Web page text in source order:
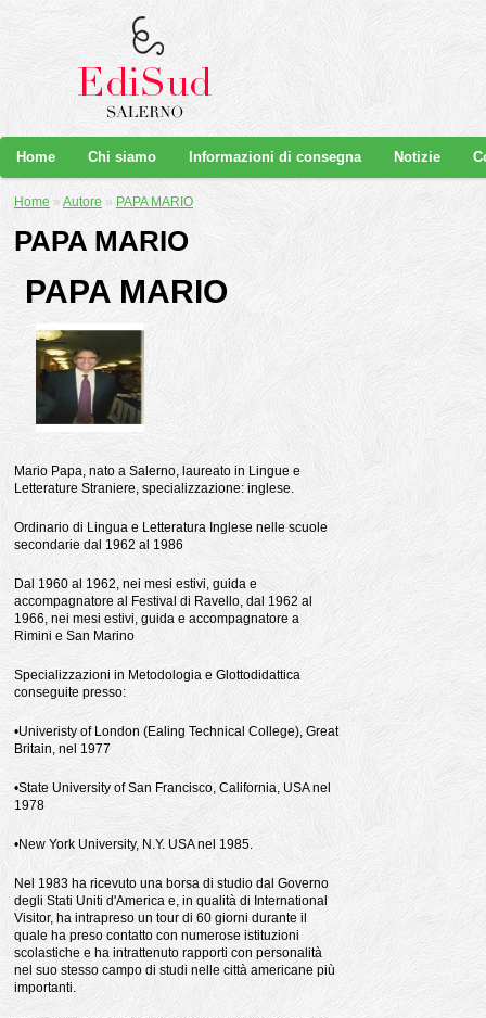
Home Chi siamo Informazioni di consegna Notizie
Home » Autore » PAPA MARIO
PAPA MARIO
PAPA MARIO
Mario Papa, nato a Salerno, laureato in Lingue e
Letterature Straniere, specializzazione: inglese.
Ordinario di Lingua e Letteratura Inglese nelle scuole
secondarie dal 1962 al 1986
Dal 1960 al 1962, nei mesi estivi, guida e
accompagnatore al Festival di Ravello, dal 1962 al
1966, nei mesi estivi, guida e accompagnatore a
Rimini e San Marino
Specializzazioni in Metodologia e Glottodidattica
conseguite presso:
•Univeristy of London (Ealing Technical College), Great
Britain, nel 1977
•State University of San Francisco, California, USA nel
1978
•New York University, N.Y. USA nel 1985.
Nel 1983 ha ricevuto una borsa di studio dal Governo
degli Stati Uniti d'America e, in qualità di International
Visitor, ha intrapreso un tour di 60 giorni durante il
quale ha preso contatto con numerose istituzioni
scolastiche e ha intrattenuto rapporti con personalità
nel suo stesso campo di studi nelle città americane più
importanti.